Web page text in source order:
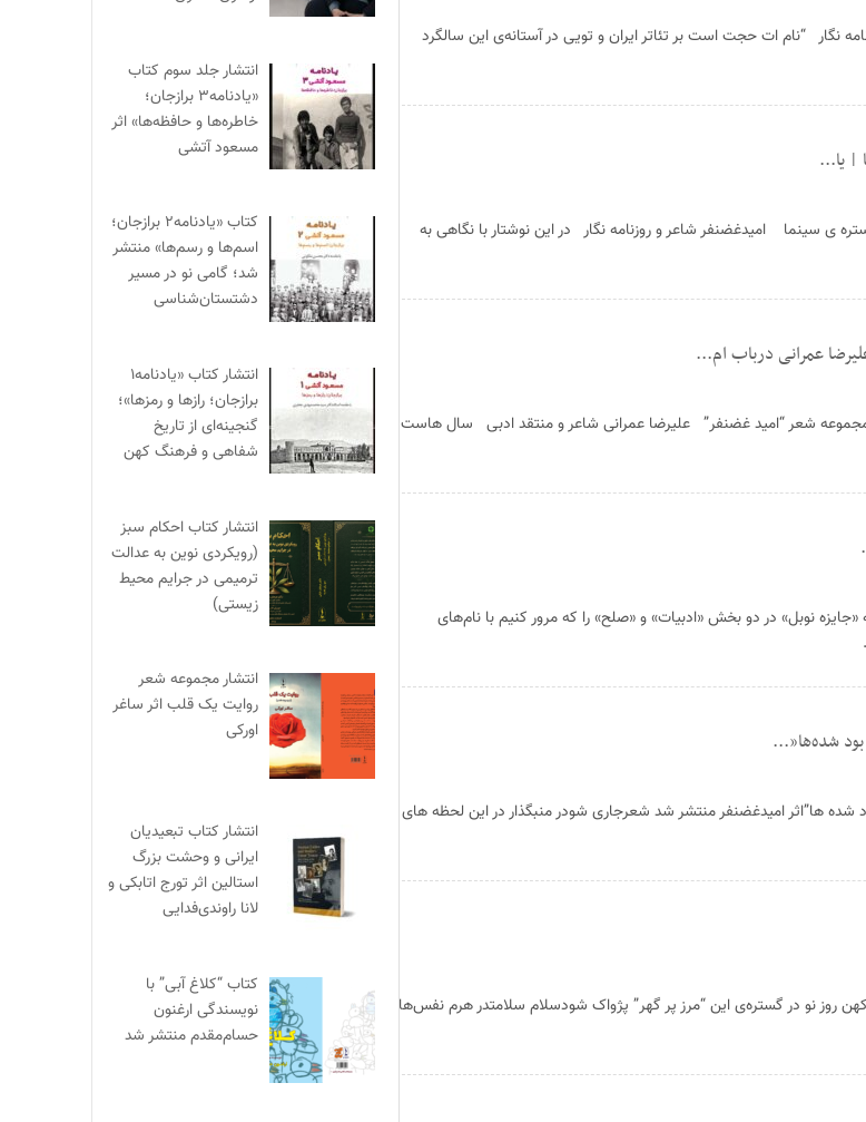
نگار “نام ات حجت است بر تئاتر ایران و تویی در آستانه‌ی این سالگرد
| یا...
ی سینما امیدغضنفر شاعر و روزنامه نگار در این نوشتار با نگاهی به
عمرانی درباب ام...
شعر “امید غضنفر” علیرضا عمرانی شاعر و منتقد ادبی سال هاست
«نوبل پارتی» امید غضنفر تاریخ ۱۲۲ ساله «جایزه نوبل» در دو بخش «ادبیات» و «صلح» را که مرور کنیم با نام‌های
شده‌ها”...
شده ها”اثر امیدغضنفر منتشر شد شعرجاری شودر منبگذار در این لحظه های
روز نو در گستره‌ی این “مرز پر گهر” پژواک شودسلام سلامتدر هرم نفس‌ها
انتشار جلد سوم کتاب
«یادنامه۳ برازجان؛
خاطره‌ها و حافظه‌ها» اثر
مسعود آتشی
کتاب «یادنامه۲ برازجان؛
اسم‌ها و رسم‌ها» منتشر
شد؛ گامی نو در مسیر
دشتستان‌شناسی
انتشار کتاب «یادنامه۱
برازجان؛ رازها و رمزها»؛
گنجینه‌ای از تاریخ
شفاهی و فرهنگ کهن
انتشار کتاب احکام سبز
(رویکردی نوین به عدالت
ترمیمی در جرایم محیط‌
زیستی)
انتشار مجموعه شعر
روایت یک قلب اثر ساغر
اورکی
انتشار کتاب تبعیدیان
ایرانی و وحشت بزرگ
استالین اثر تورج اتابکی و
لانا راوندی‌فدایی
کتاب “کلاغ آبی” با
نویسندگی ارغنون
حسام‌مقدم منتشر شد